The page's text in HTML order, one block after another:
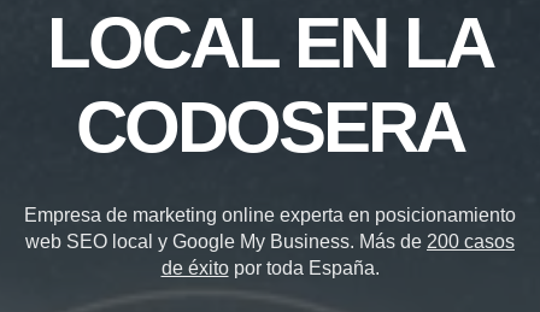
LOCAL EN LA
CODOSERA
Empresa de marketing online experta en posicionamiento
web SEO local y Google My Business. Más de 200 casos
de éxitopor toda España.